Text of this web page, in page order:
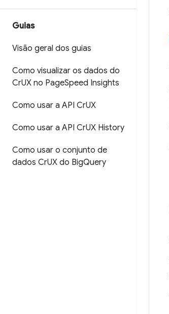
Guias
Visão geral dos guias
Como visualizar os dados do
CrUX no PageSpeed Insights
Como usar a API CrUX
Como usar a API CrUX History
Como usar o conjunto de
dados CrUX do BigQuery